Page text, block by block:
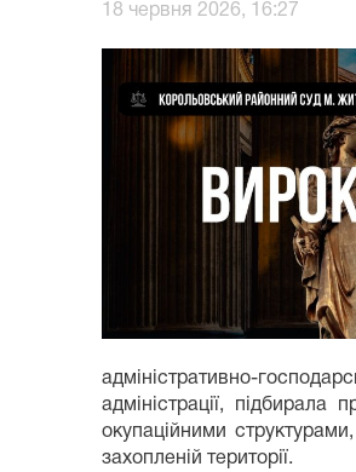
18 червня 2026, 16:27
адміністративно-
адміністрації,
окупаційними
захопленій території.